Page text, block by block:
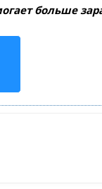
больше